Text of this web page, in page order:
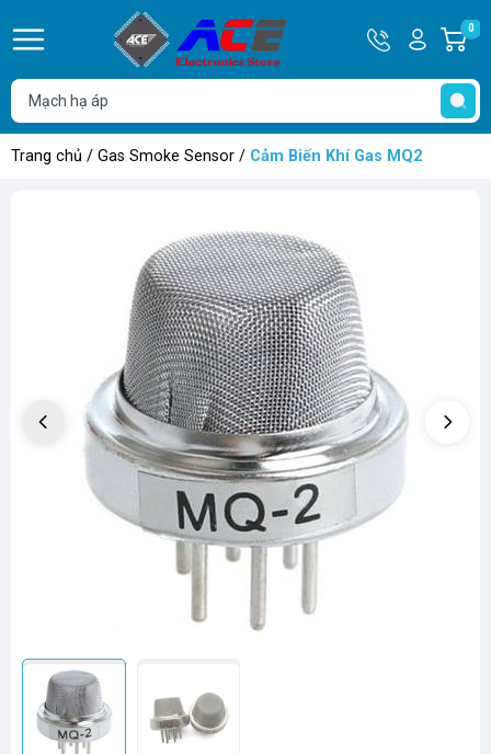
Hotline
0932
762514
Tài
khoản
Hello,
Khách
0
Trang chủ / Gas Smoke Sensor / Cảm Biến Khí Gas MQ2